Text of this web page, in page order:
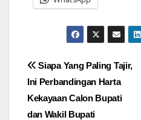
Navigasi
pos
Siapa Yang Paling Tajir,
Ini Perbandingan Harta
Kekayaan Calon Bupati
dan Wakil Bupati